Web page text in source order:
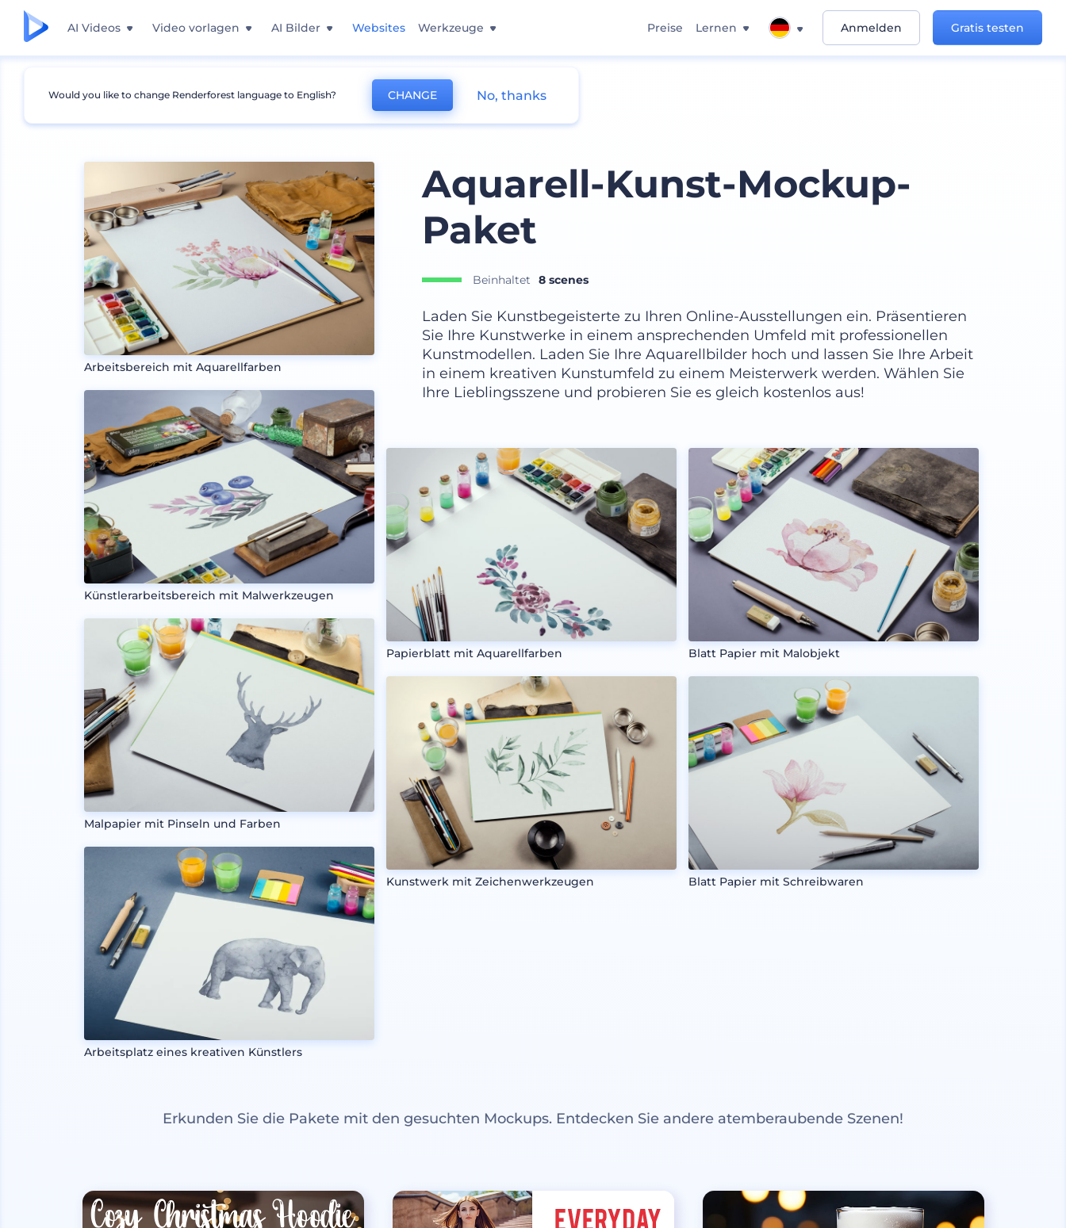
AI Videos Video vorlagen AI Bilder Websites Werkzeuge Preise Lernen Anmelden Gratis testen
Mockups Branding Schreibwaren Mockup
Arbeitsbereich mit Aquarellfarben
Künstlerarbeitsbereich mit Malwerkzeugen
Malpapier mit Pinseln und Farben
Arbeitsplatz eines kreativen Künstlers
Aquarell-Kunst-Mockup-
Paket
Beinhaltet 8 scenes
Laden Sie Kunstbegeisterte zu Ihren Online-Ausstellungen ein. Präsentieren
Sie Ihre Kunstwerke in einem ansprechenden Umfeld mit professionellen
Kunstmodellen. Laden Sie Ihre Aquarellbilder hoch und lassen Sie Ihre Arbeit
in einem kreativen Kunstumfeld zu einem Meisterwerk werden. Wählen Sie
Ihre Lieblingsszene und probieren Sie es gleich kostenlos aus!
Papierblatt mit Aquarellfarben
Kunstwerk mit Zeichenwerkzeugen
Blatt Papier mit Malobjekt
Blatt Papier mit Schreibwaren
Erkunden Sie die Pakete mit den gesuchten Mockups. Entdecken Sie andere atemberaubende Szenen!
Would you like to change Renderforest language to English? CHANGE No, thanks